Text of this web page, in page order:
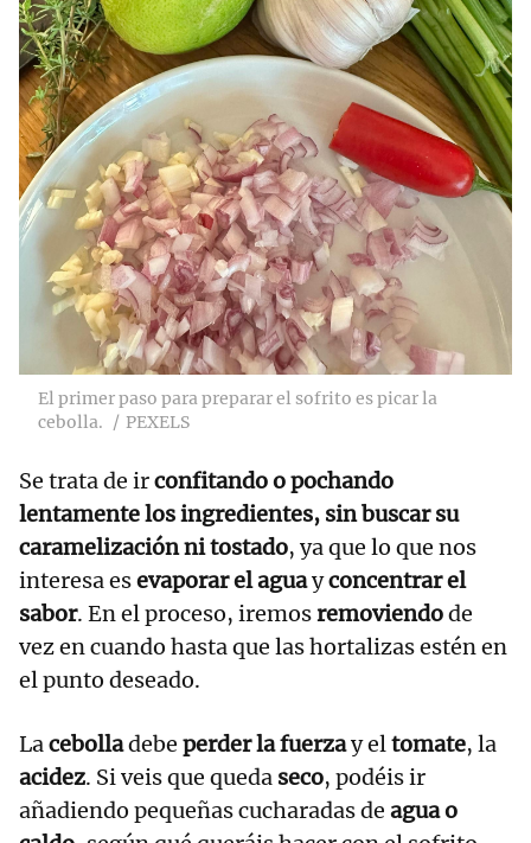
El primer paso para preparar el sofrito es picar la
cebolla.
PEXELS
Se trata de irconfitando o pochando
lentamente los ingredientes, sin buscar su
caramelización ni tostado, ya que lo que nos
interesa esevaporar el aguayconcentrar el
sabor. En el proceso, iremosremoviendode
vez en cuando hasta que las hortalizas estén en
el punto deseado.
Lacebolladebe perder la fuerzay eltomate, la
acidez. Si veis que queda seco, podéis ir
añadiendo pequeñas cucharadas de agua o